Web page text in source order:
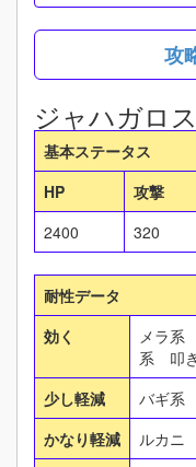
攻
ジャハガロ
基本ステータス
HP
攻撃
2400
320
耐性データ
効く
メラ
系 叩
少し軽減
バギ
かなり軽減
ルカ